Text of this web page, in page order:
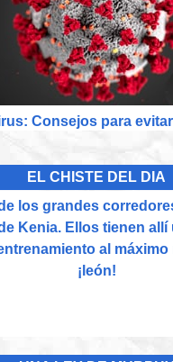
Consejos para
EL CHISTE DEL DIA
los grandes
Kenia. Ellos tienen
al máximo
¡león!